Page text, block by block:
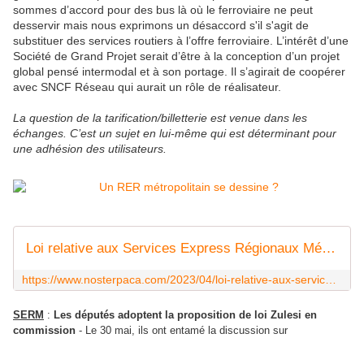
sommes d’accord pour des bus là où le ferroviaire ne peut
desservir mais nous exprimons un désaccord s'il s'agit de
substituer des services routiers à l’offre ferroviaire. L’intérêt d’une
Société de Grand Projet serait d’être à la conception d’un projet
global pensé intermodal et à son portage. Il s’agirait de coopérer
avec SNCF Réseau qui aurait un rôle de réalisateur.
La question de la tarification/billetterie est venue dans les
échanges. C’est un sujet en lui-même qui est déterminant pour
une adhésion des utilisateurs.
Loi relative aux Services Express Régionaux Métropolitains - LA VOIX DE NOSTERPACA
SERM : Les députés adoptent la proposition de loi Zulesi en
commission - Le 30 mai, ils ont entamé la discussion sur